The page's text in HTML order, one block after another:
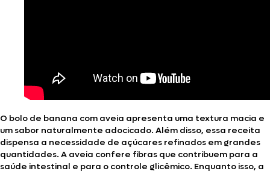
O bolo de banana com aveia apresenta uma textura macia e
um sabor naturalmente adocicado. Além disso, essa receita
dispensa a necessidade de açúcares refinados em grandes
quantidades. A aveia confere fibras que contribuem para a
saúde intestinal e para o controle glicêmico. Enquanto isso, a